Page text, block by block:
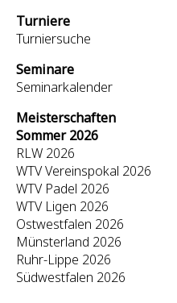
Turniere
Turniersuche
Seminare
Seminarkalender
Meisterschaften
Sommer 2026
RLW 2026
WTV Vereinspokal 2026
WTV Padel 2026
WTV Ligen 2026
Ostwestfalen 2026
Münsterland 2026
Ruhr-Lippe 2026
Südwestfalen 2026